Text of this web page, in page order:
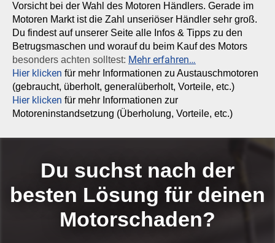
Vorsicht bei der Wahl des Motoren Händlers. Gerade im
Motoren Markt ist die Zahl unseriöser Händler sehr groß.
Du findest auf unserer Seite alle Infos & Tipps zu den
Betrugsmaschen und worauf du beim Kauf des Motors
besonders achten solltest: Mehr erfahren…
Hier klicken für mehr Informationen zu Austauschmotoren
(gebraucht, überholt, generalüberholt, Vorteile, etc.)
Hier klicken für mehr Informationen zur
Motoreninstandsetzung (Überholung, Vorteile, etc.)
Du suchst nach der
besten Lösung für deinen
Motorschaden?